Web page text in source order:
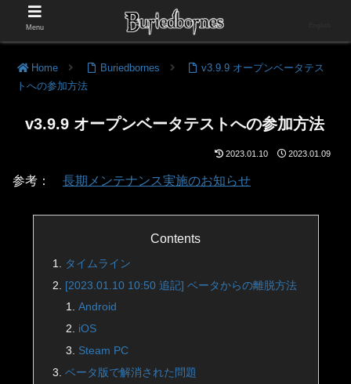
Home Buriedbornes
v3.9.9 オープンベータテス
トへの参加方法
v3.9.9 オープンベータテストへの参加方法
2023.01.10 2023.01.09
参考： 長期メンテナンス実施のお知らせ
Contents
タイムライン
[2023.01.10 10:50 追記] ベータからの離脱方法
Android
iOS
Steam PC
ベータ版で解消された問題
Menu